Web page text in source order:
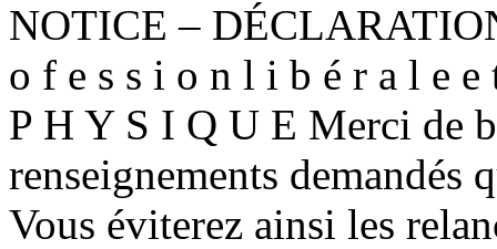
NOTICE –
o f e s s i o n l i b é r a l e
P H Y S I Q U E Merci de
renseignements demandés
Vous éviterez ainsi les